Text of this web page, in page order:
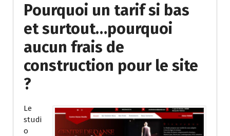
Pourquoi un tarif si bas
et surtout…pourquoi
aucun frais de
construction pour le site
?
Le
studi
o